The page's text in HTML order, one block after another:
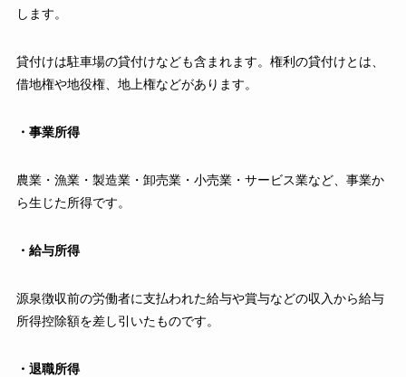
します。
貸付けは駐車場の貸付けなども含まれます。権利の貸付けとは、
借地権や地役権、地上権などがあります。
・事業所得
農業・漁業・製造業・卸売業・小売業・サービス業など、事業か
ら生じた所得です。
・給与所得
源泉徴収前の労働者に支払われた給与や賞与などの収入から給与
所得控除額を差し引いたものです。
・退職所得